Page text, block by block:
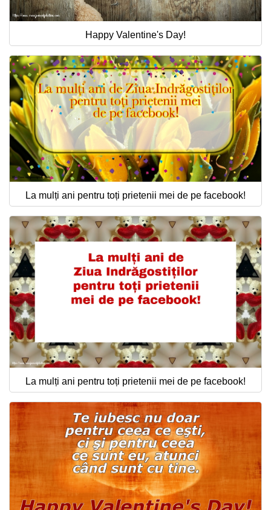
Happy Valentine's Day!
La mulți ani pentru toți prietenii mei de pe facebook!
La mulți ani pentru toți prietenii mei de pe facebook!